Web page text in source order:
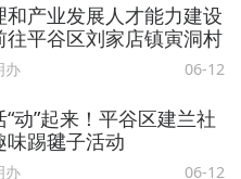
和产业发展人才能力建设
往平谷区刘家店镇寅洞村
办 06-12
动”起来！平谷区建兰社
味踢毽子活动
办 06-12